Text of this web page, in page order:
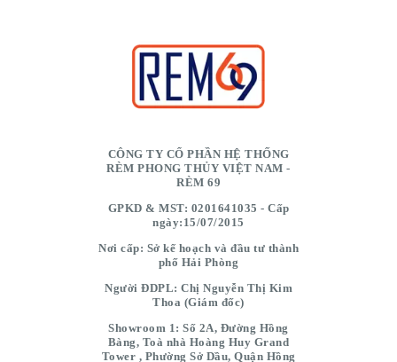
CÔNG TY CỔ PHẦN HỆ THỐNG
RÈM PHONG THỦY VIỆT NAM -
RÈM 69
GPKD & MST: 0201641035 - Cấp
ngày:15/07/2015
Nơi cấp: Sở kế hoạch và đầu tư thành
phố Hải Phòng
Người ĐDPL: Chị Nguyễn Thị Kim
Thoa (Giám đốc)
Showroom 1: Số 2A, Đường Hồng
Bàng, Toà nhà Hoàng Huy Grand
Tower , Phường Sở Dầu, Quận Hồng